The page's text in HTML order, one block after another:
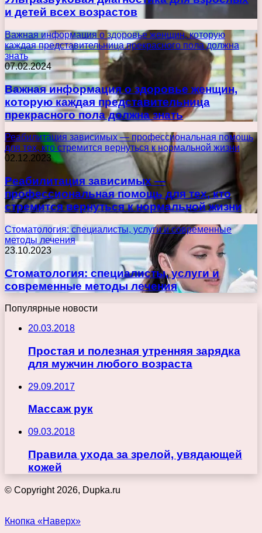
и детей всех возрастов
Важная информация о здоровье женщин, которую
каждая представительница прекрасного пола должна
знать
07.02.2024
Важная информация о здоровье женщин,
которую каждая представительница
прекрасного пола должна знать
Реабилитация зависимых — профессиональная помощь
для тех, кто стремится вернуться к нормальной жизни
02.12.2023
Реабилитация зависимых —
профессиональная помощь для тех, кто
стремится вернуться к нормальной жизни
Стоматология: специалисты, услуги и современные
методы лечения
23.10.2023
Стоматология: специалисты, услуги и
современные методы лечения
Популярные новости
20.03.2018
Простая и полезная утренняя зарядка
для мужчин любого возраста
29.09.2017
Массаж рук
09.03.2018
Правила ухода за зрелой, увядающей
кожей
© Copyright 2026, Dupka.ru
Кнопка «Наверх»